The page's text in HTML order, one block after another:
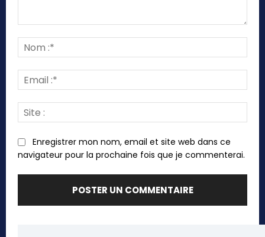
:*
:*
:
Enregistrer mon nom, email et site web dans ce
navigateur pour la prochaine fois que je commenterai.